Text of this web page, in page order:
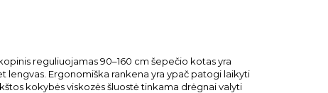
reguliuojamas 90–160 cm šepečio kotas yra
lengvas. Ergonomiška rankena yra ypač patogi laikyti
kokybės viskozės šluostė tinkama drėgnai valyti